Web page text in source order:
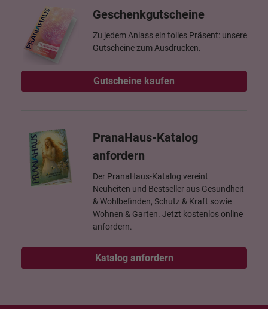
Geschenkgutscheine
Zu jedem Anlass ein tolles Präsent: unsere
Gutscheine zum Ausdrucken.
Gutscheine kaufen
PranaHaus-Katalog
anfordern
Der PranaHaus-Katalog vereint
Neuheiten und Bestseller aus Gesundheit
& Wohlbefinden, Schutz & Kraft sowie
Wohnen & Garten. Jetzt kostenlos online
anfordern.
Katalog anfordern